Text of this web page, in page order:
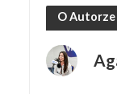
O Autorze